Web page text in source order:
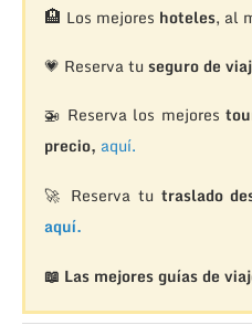
🏨 Los mejores hoteles, al
💗 Reserva tu seguro de
🚁 Reserva los mejores
precio, aquí.
🚀 Reserva tu traslado
aquí.
📖 Las mejores guías de